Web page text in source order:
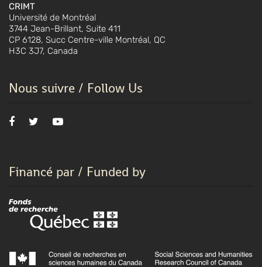
CRIMT
Université de Montréal
3744 Jean-Brillant, Suite 411
CP 6128, Succ Centre-ville Montréal, QC
H3C 3J7, Canada
Nous suivre / Follow Us
Financé par / Funded by